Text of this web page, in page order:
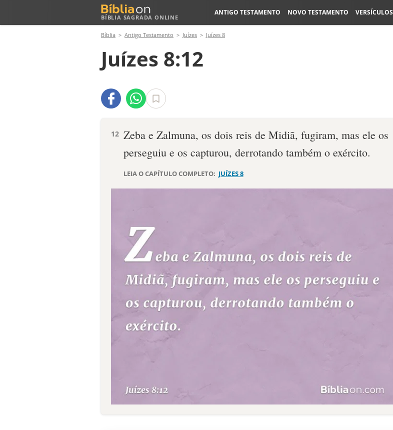
BÍBLIA SAGRADA ONLINE
ANTIGO TESTAMENTO NOVO TESTAMENTO VERSÍCULOS
Bíblia Antigo Testamento Juízes Juízes 8
Juízes 8:12
12 Zeba e Zalmuna, os dois reis de Midiã, fugiram, mas ele os
perseguiu e os capturou, derrotando também o exército.
LEIA O CAPÍTULO COMPLETO: JUÍZES 8